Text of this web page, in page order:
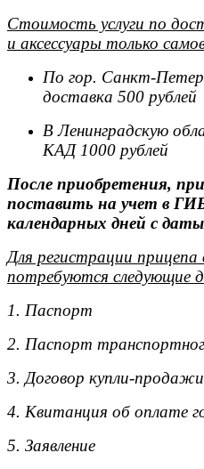
Стоимость услуги по
и аксессуары только
По гор. Санкт-
доставка 500 рублей
В Ленинградскую
КАД 1000 рублей
После приобретения,
поставить на учет в
календарных дней с
Для регистрации
потребуются следующие
1. Паспорт
2. Паспорт
3. Договор купли-
4. Квитанция об оплате
5. Заявление